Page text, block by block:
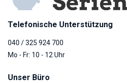
Telefonische Unterstützung
040 / 325 924 700
Mo - Fr: 10 - 12 Uhr
Unser Büro